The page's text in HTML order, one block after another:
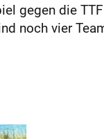
gegen die
noch vier